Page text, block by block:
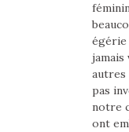
égérie
jamais
autres
pas
notre
ont